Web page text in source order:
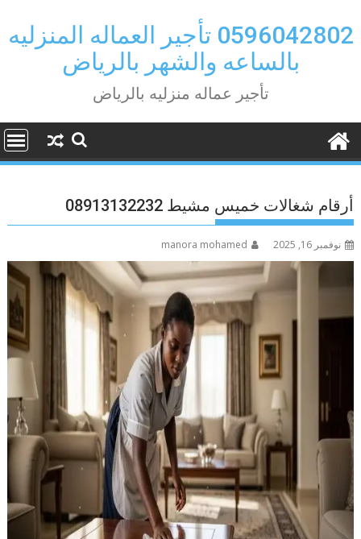
to
content
0596042802 تأجير العماله المنزليه
بالساعه والشهر بالرياض
تأجير عماله منزليه بالرياض
أرقام شغالات خميس مشيط 08913132232
نوفمبر 16, 2025 manora mohamed